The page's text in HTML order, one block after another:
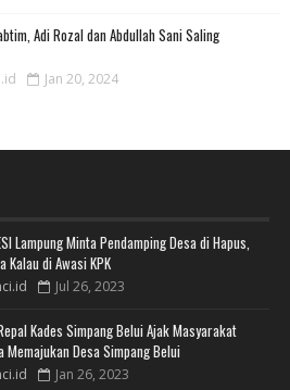
Adi Rozal dan Abdullah Sani Saling
Jan 20, 2024
Lampung Minta Pendamping Desa di Hapus,
Kalau di Awasi KPK
Jul 26, 2023
Kades Simpang Belui Ajak Masyarakat
Memajukan Desa Simpang Belui
Jan 26, 2023